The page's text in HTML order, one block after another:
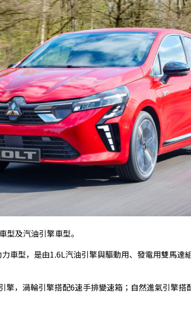
及汽油引擎車型。
車型，是由1.6L汽油引擎與驅動用、發電用雙馬達
擎，渦輪引擎搭配6速手排變速箱；自然進氣引擎搭